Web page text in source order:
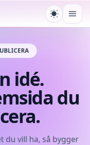
Växla
idé.
du
du vill ha, så bygger